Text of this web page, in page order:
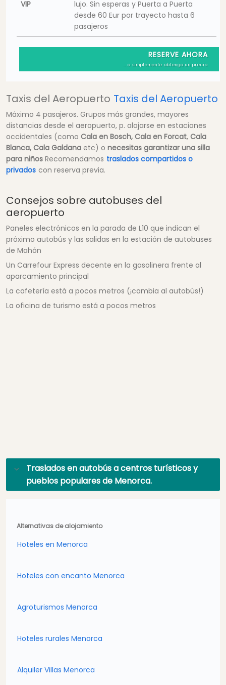
VIP
lujo. Sin esperas y Puerta a Puerta
desde 60 Eur por trayecto hasta 6
pasajeros
RESERVE AHORA
...o simplemente obtenga un precio
Taxis del Aeropuerto Taxis del Aeropuerto
Máximo 4 pasajeros. Grupos más grandes, mayores
distancias desde el aeropuerto, p. alojarse en estaciones
occidentales (como Cala en Bosch, Cala en Forcat, Cala
Blanca, Cala Galdana etc) o necesitas garantizar una silla
para niños Recomendamos traslados compartidos o
privados con reserva previa.
Consejos sobre autobuses del
aeropuerto
Paneles electrónicos en la parada de L10 que indican el
próximo autobús y las salidas en la estación de autobuses
de Mahón
Un Carrefour Express decente en la gasolinera frente al
aparcamiento principal
La cafetería está a pocos metros (¡cambia al autobús!)
La oficina de turismo está a pocos metros
Traslados en autobús a centros turísticos y
pueblos populares de Menorca.
Alternativas de alojamiento
Hoteles en Menorca
Hoteles con encanto Menorca
Agroturismos Menorca
Hoteles rurales Menorca
Alquiler Villas Menorca